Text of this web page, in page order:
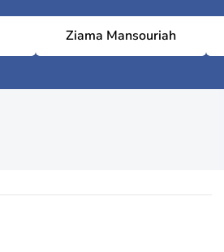
Ziama Mansouriah